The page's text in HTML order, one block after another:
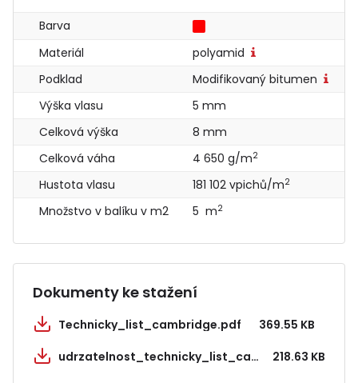
Barva
Materiál
polyamid
Podklad
Modifikovaný bitumen
Výška vlasu
5 mm
Celková výška
8 mm
Celková váha
4 650 g/m2
Hustota vlasu 181 102 vpichů/m2
Množstvo v balíku v m2 5 m2
Dokumenty ke stažení
Technicky_list_cambridge.pdf
369.55 KB
udrzatelnost_technicky_list_cambridge.pdf
218.63 KB